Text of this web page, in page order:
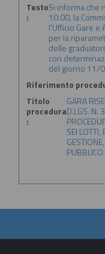
Testo
:
Si informa che
10.00, la
l'Ufficio Gare e
per la
delle
con
del giorno 11/
Riferimento
Titolo
procedura
:
GARA
D.LGS. N.
SEI LOTTI,